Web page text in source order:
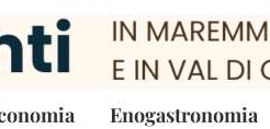
Enogastronomia